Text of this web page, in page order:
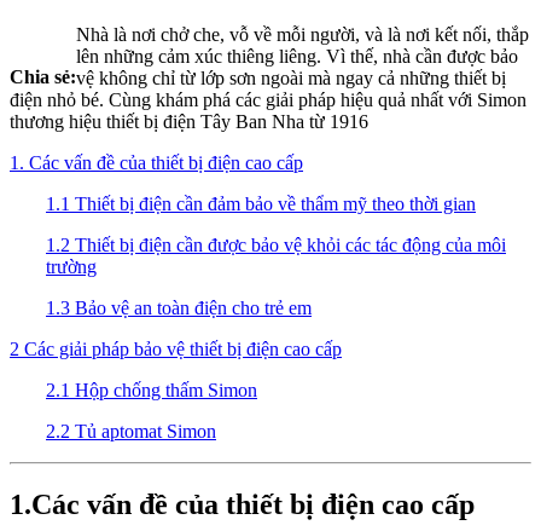
Chia sẻ:
Nhà là nơi chở che, vỗ về mỗi người, và là nơi kết nối, thắp
lên những cảm xúc thiêng liêng. Vì thế, nhà cần được bảo
vệ không chỉ từ lớp sơn ngoài mà ngay cả những thiết bị
điện nhỏ bé. Cùng khám phá các giải pháp hiệu quả nhất với Simon
thương hiệu thiết bị điện Tây Ban Nha từ 1916
1. Các vấn đề của thiết bị điện cao cấp
1.1 Thiết bị điện cần đảm bảo về thẩm mỹ theo thời gian
1.2 Thiết bị điện cần được bảo vệ khỏi các tác động của môi
trường
1.3 Bảo vệ an toàn điện cho trẻ em
2 Các giải pháp bảo vệ thiết bị điện cao cấp
2.1 Hộp chống thấm Simon
2.2 Tủ aptomat Simon
1.Các vấn đề của thiết bị điện cao cấp